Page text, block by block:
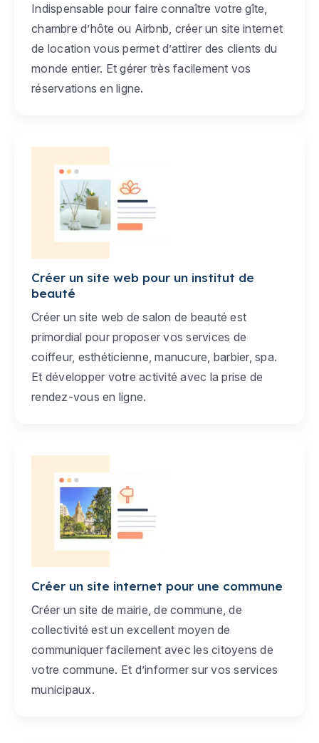
Indispensable pour faire connaître votre gîte,
chambre d’hôte ou Airbnb, créer un site internet
de location vous permet d’attirer des clients du
monde entier. Et gérer très facilement vos
réservations en ligne.
Créer un site web pour un institut de
beauté
Créer un site web de salon de beauté est
primordial pour proposer vos services de
coiffeur, esthéticienne, manucure, barbier, spa.
Et développer votre activité avec la prise de
rendez-vous en ligne.
Créer un site internet pour une commune
Créer un site de mairie, de commune, de
collectivité est un excellent moyen de
communiquer facilement avec les citoyens de
votre commune. Et d’informer sur vos services
municipaux.